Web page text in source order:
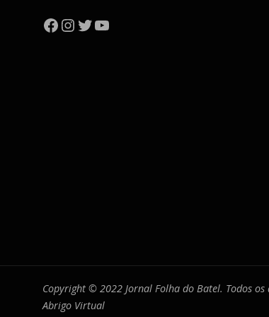
Facebook
Instagram
Twitter
YouTube
Copyright © 2022 Jornal Folha do Batel. Todos
Abrigo Virtual